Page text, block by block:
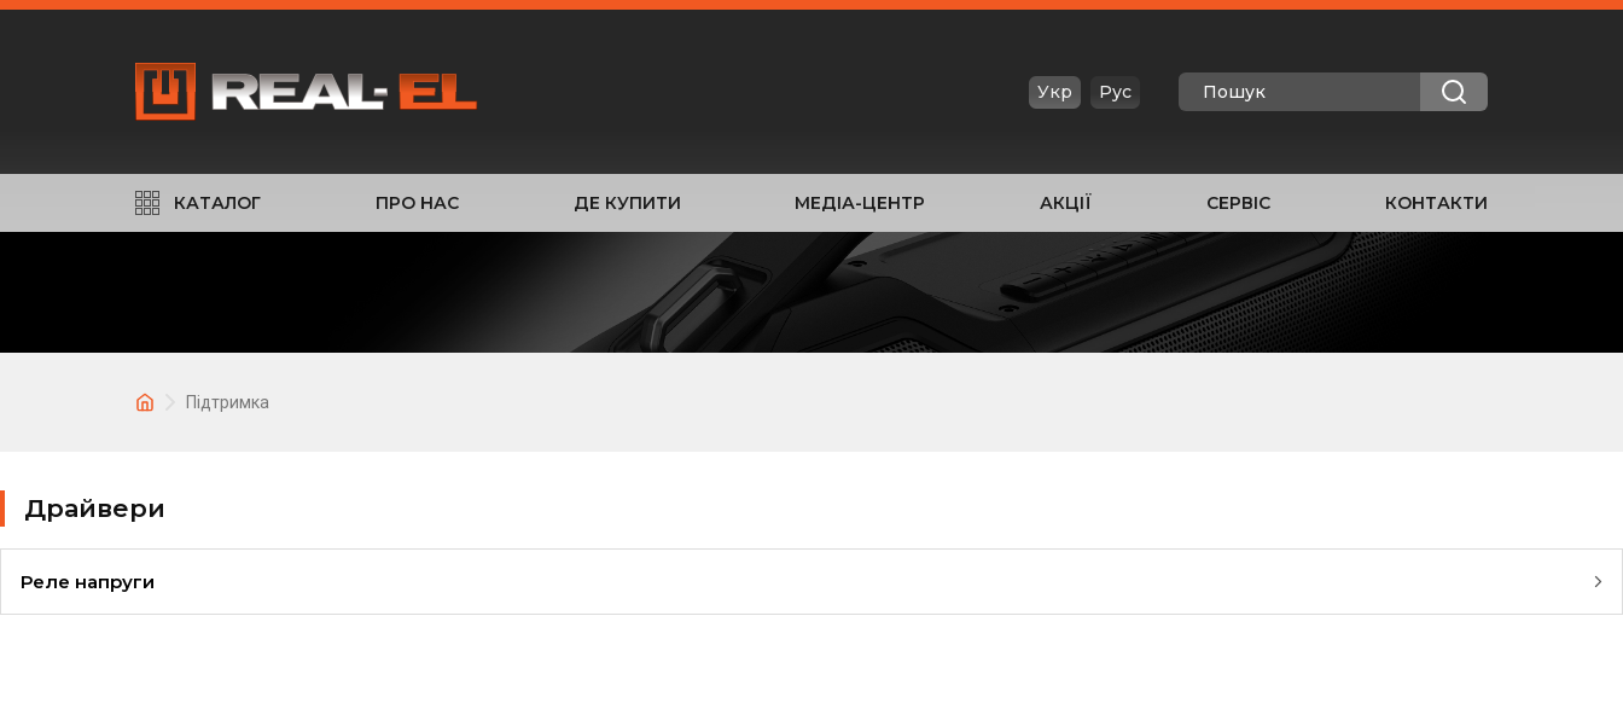
Укр Рус
КАТАЛОГ ПРО НАС ДЕ КУПИТИ МЕДІА-ЦЕНТР АКЦІЇ СЕРВІС КОНТАКТИ
Підтримка
Драйвери
Реле напруги